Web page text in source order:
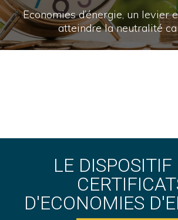
Economies d’énergie, un levier
atteindre la neutralité
LE DISPOSITIF
D'ECONOMIES